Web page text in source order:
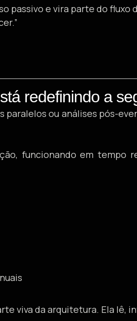
passivo e vira parte do
redefinindo a
ou análises pós-
funcionando em tempo
viva da arquitetura. Ela